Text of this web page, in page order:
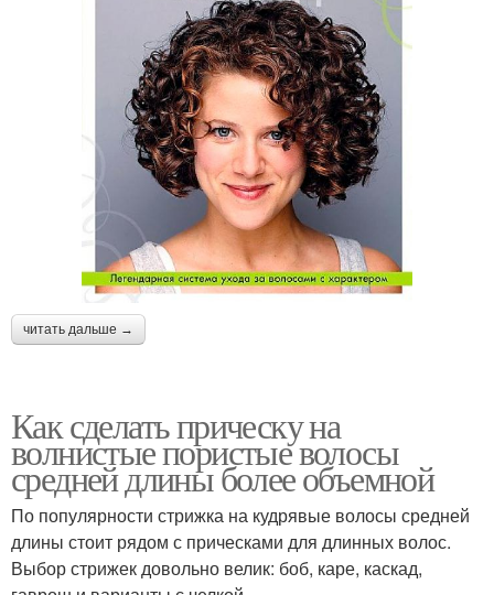
читать дальше →
Как сделать прическу на
волнистые пористые волосы
средней длины более объемной
По популярности стрижка на кудрявые волосы средней
длины стоит рядом с прическами для длинных волос.
Выбор стрижек довольно велик: боб, каре, каскад,